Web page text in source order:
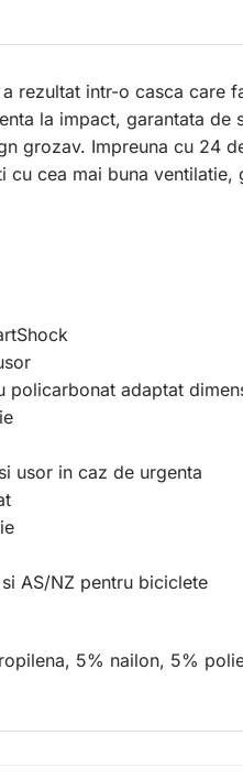
rezultat intr-o casca
la impact, garantata
grozav. Impreuna cu
cu cea mai buna
policarbonat adaptat
usor in caz de urgenta
AS/NZ pentru biciclete
5% nailon, 5%